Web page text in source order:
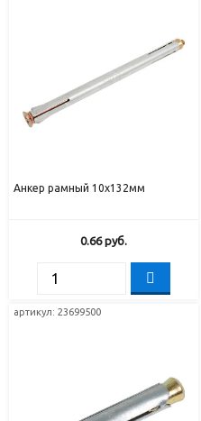
Анкер рамный 10х132мм
0.66руб.
артикул:23699500